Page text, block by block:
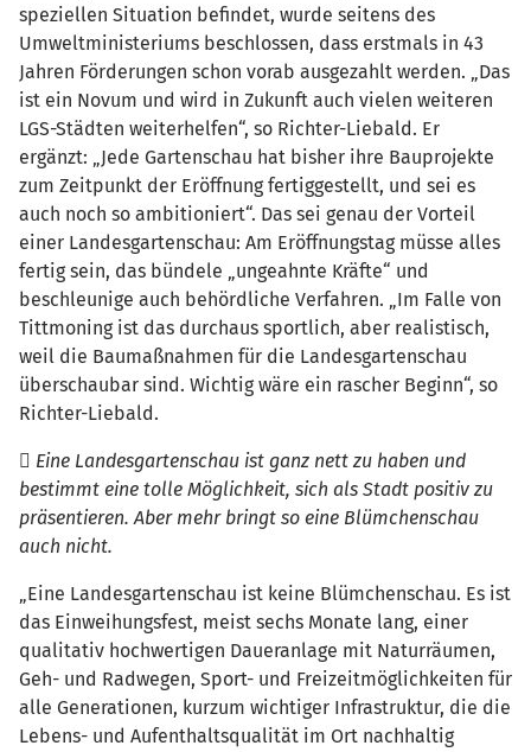
speziellen Situation befindet, wurde seitens des
Umweltministeriums beschlossen, dass erstmals in 43
Jahren Förderungen schon vorab ausgezahlt werden. „Das
ist ein Novum und wird in Zukunft auch vielen weiteren
LGS-Städten weiterhelfen“, so Richter-Liebald. Er
ergänzt: „Jede Gartenschau hat bisher ihre Bauprojekte
zum Zeitpunkt der Eröffnung fertiggestellt, und sei es
auch noch so ambitioniert“. Das sei genau der Vorteil
einer Landesgartenschau: Am Eröffnungstag müsse alles
fertig sein, das bündele „ungeahnte Kräfte“ und
beschleunige auch behördliche Verfahren. „Im Falle von
Tittmoning ist das durchaus sportlich, aber realistisch,
weil die Baumaßnahmen für die Landesgartenschau
überschaubar sind. Wichtig wäre ein rascher Beginn“, so
Richter-Liebald.
 Eine Landesgartenschau ist ganz nett zu haben und
bestimmt eine tolle Möglichkeit, sich als Stadt positiv zu
präsentieren. Aber mehr bringt so eine Blümchenschau
auch nicht.
„Eine Landesgartenschau ist keine Blümchenschau. Es ist
das Einweihungsfest, meist sechs Monate lang, einer
qualitativ hochwertigen Daueranlage mit Naturräumen,
Geh- und Radwegen, Sport- und Freizeitmöglichkeiten für
alle Generationen, kurzum wichtiger Infrastruktur, die die
Lebens- und Aufenthaltsqualität im Ort nachhaltig